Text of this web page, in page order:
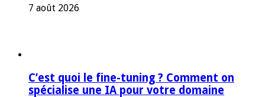
7 août 2026
C’est quoi le fine-tuning ? Comment on
spécialise une IA pour votre domaine